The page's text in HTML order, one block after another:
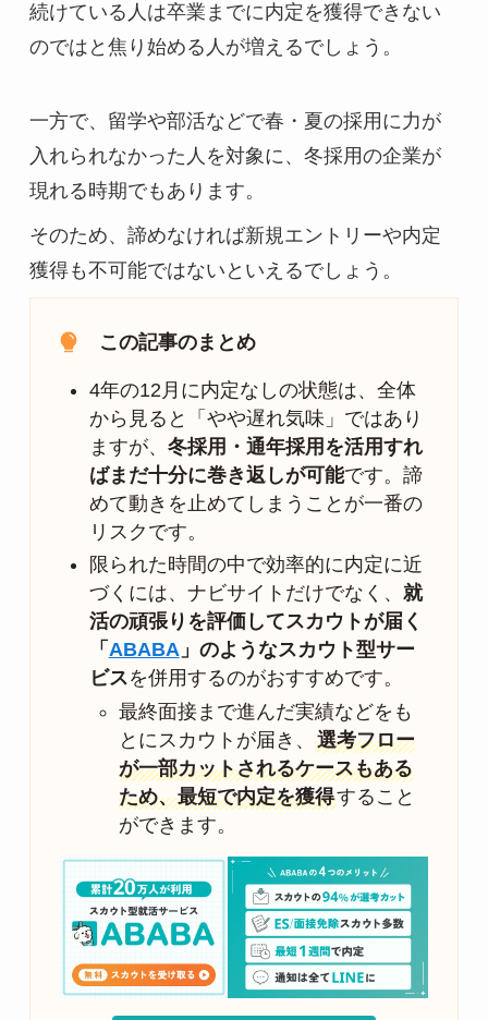
続けている人は卒業までに内定を獲得できない
のではと焦り始める人が増えるでしょう。
一方で、留学や部活などで春・夏の採用に力が
入れられなかった人を対象に、冬採用の企業が
現れる時期でもあります。
そのため、諦めなければ新規エントリーや内定
獲得も不可能ではないといえるでしょう。
この記事のまとめ
4年の12月に内定なしの状態は、全体
から見ると「やや遅れ気味」ではあり
ますが、 冬採用・通年採用を活用すれ
ばまだ十分に巻き返しが可能です。諦
めて動きを止めてしまうことが一番の
リスクです。
限られた時間の中で効率的に内定に近
づくには、ナビサイトだけでなく、 就
活の頑張りを評価してスカウトが届く
「 ABABA」のようなスカウト型サー
ビスを併用するのがおすすめです。
最終面接まで進んだ実績などをも
とにスカウトが届き、 選考フロー
が一部カットされるケースもある
ため、最短で内定を獲得すること
ができます。